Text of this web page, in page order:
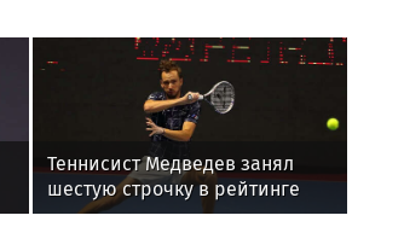
Теннисист Медведев занял
шестую строчку в рейтинге
ATP